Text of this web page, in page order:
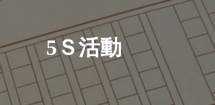
採用活動プロ
ジェクト
未来に向けた
みらい塾
「未来の可能
沿革
創業20年を迎え、時代に合わせた人と
組織の活性化を
5Ｓ活動